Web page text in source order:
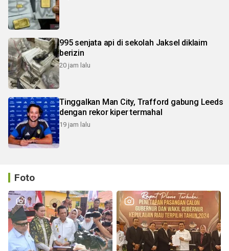
995 senjata api di sekolah Jaksel diklaim
berizin
20 jam lalu
Tinggalkan Man City, Trafford gabung Leeds
dengan rekor kiper termahal
19 jam lalu
Foto